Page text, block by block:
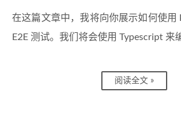
在这篇文章中，我将向你展示如何使用
E2E 测试。我们将会使用 Typescript 来
阅读全文 »